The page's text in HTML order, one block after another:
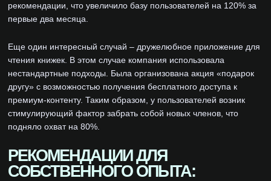
рекомендации, что увеличило базу пользователей на 120% за
первые два месяца.
Еще один интересный случай – дружелюбное приложение для
чтения книжек. В этом случае компания использовала
нестандартные подходы. Была организована акция «подарок
другу» с возможностью получения бесплатного доступа к
премиум-контенту. Таким образом, у пользователей возник
стимулирующий фактор забрать собой новых членов, что
подняло охват на 80%.
РЕКОМЕНДАЦИИ ДЛЯ
СОБСТВЕННОГО ОПЫТА: